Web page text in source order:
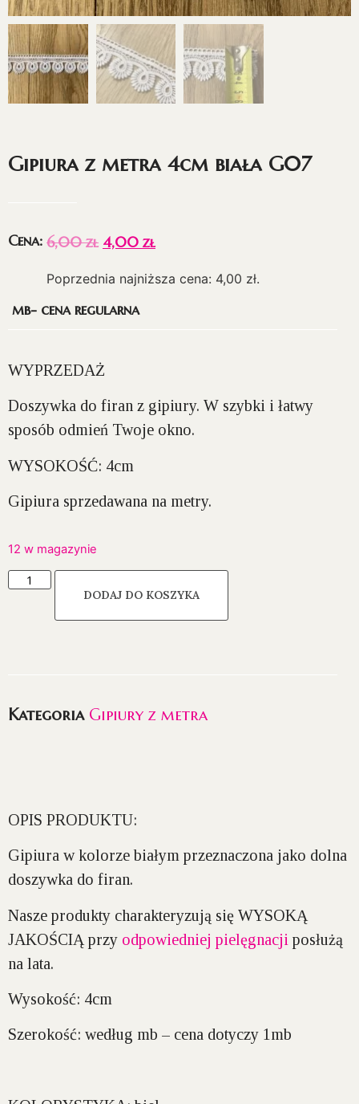
Gipiura z metra 4cm biała G07
Cena: 6,00zł 4,00 zł
Poprzednia najniższa cena: 4,00 zł.
mb- cena regularna
WYPRZEDAŻ
Doszywka do firan z gipiury. W szybki i łatwy
sposób odmień Twoje okno.
WYSOKOŚĆ: 4cm
Gipiura sprzedawana na metry.
12 w magazynie
DODAJ DO KOSZYKA
Kategoria Gipiury z metra
OPIS PRODUKTU:
Gipiura w kolorze białym przeznaczona jako dolna
doszywka do firan.
Nasze produkty charakteryzują się WYSOKĄ
JAKOŚCIĄ przy odpowiedniej pielęgnacji posłużą
na lata.
Wysokość: 4cm
Szerokość: według mb – cena dotyczy 1mb